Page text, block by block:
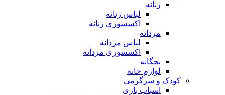
زنانه
لباس زنانه
اکسسوری زنانه
مردانه
لباس مردانه
اکسسوری مردانه
بچگانه
لوازم خانه
کودک و سرگرمی
اسباب بازی